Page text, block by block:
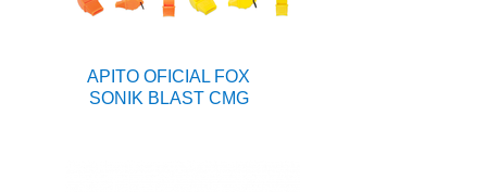
APITO OFICIAL FOX
SONIK BLAST CMG